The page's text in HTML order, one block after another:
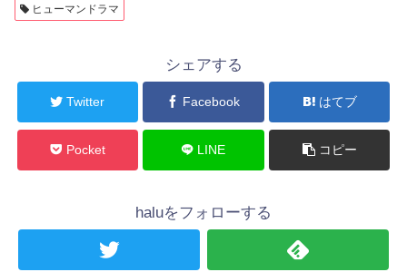
ヒューマンドラマ
シェアする
Twitter Facebook はてブ
Pocket LINE コピー
haluをフォローする